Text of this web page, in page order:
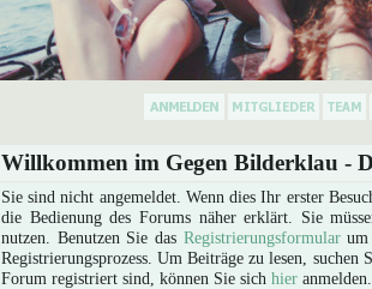
Willkommen im Gegen Bilderklau -
Sie sind nicht angemeldet. Wenn dies Ihr erster
die Bedienung des Forums näher erklärt. Sie
nutzen. Benutzen Sie das Registrierungsformularum
Registrierungsprozess. Um Beiträge zu lesen,
Forum registriert sind, können Sie sich hier anmelden.